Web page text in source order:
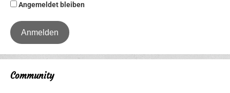
Angemeldet bleiben
Community